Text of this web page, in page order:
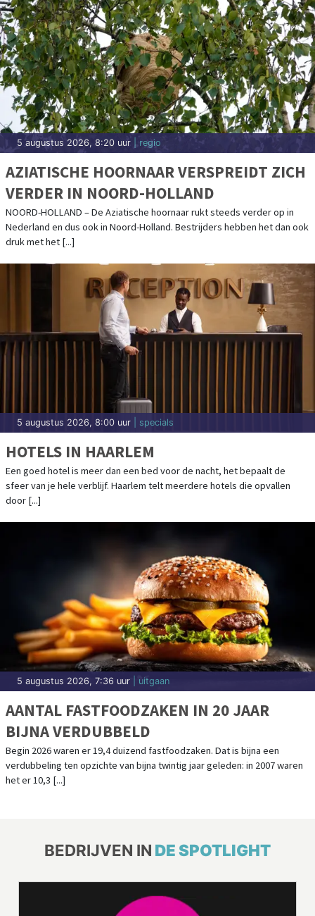
5 augustus 2026, 8:20 uur | regio
AZIATISCHE HOORNAAR VERSPREIDT ZICH
VERDER IN NOORD-HOLLAND
NOORD-HOLLAND – De Aziatische hoornaar rukt steeds verder op in
Nederland en dus ook in Noord-Holland. Bestrijders hebben het dan ook
druk met het [...]
5 augustus 2026, 8:00 uur | specials
HOTELS IN HAARLEM
Een goed hotel is meer dan een bed voor de nacht, het bepaalt de
sfeer van je hele verblijf. Haarlem telt meerdere hotels die opvallen
door [...]
5 augustus 2026, 7:36 uur | uitgaan
AANTAL FASTFOODZAKEN IN 20 JAAR
BIJNA VERDUBBELD
Begin 2026 waren er 19,4 duizend fastfoodzaken. Dat is bijna een
verdubbeling ten opzichte van bijna twintig jaar geleden: in 2007 waren
het er 10,3 [...]
BEDRIJVEN IN DE SPOTLIGHT